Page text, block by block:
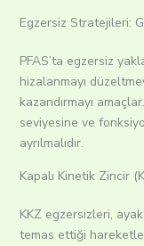
Egzersiz Stratejileri:
PFAS’ta egzersiz
hizalanmayı
kazandırmayı
seviyesine ve
ayrılmalıdır.
Kapalı Kinetik Zincir
KKZ egzersizleri,
temas ettiği